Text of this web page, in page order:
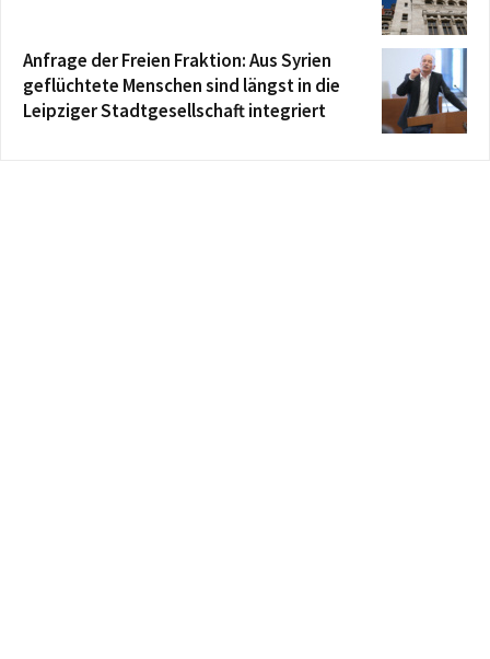
Anfrage der Freien Fraktion: Aus Syrien
geflüchtete Menschen sind längst in die
Leipziger Stadtgesellschaft integriert